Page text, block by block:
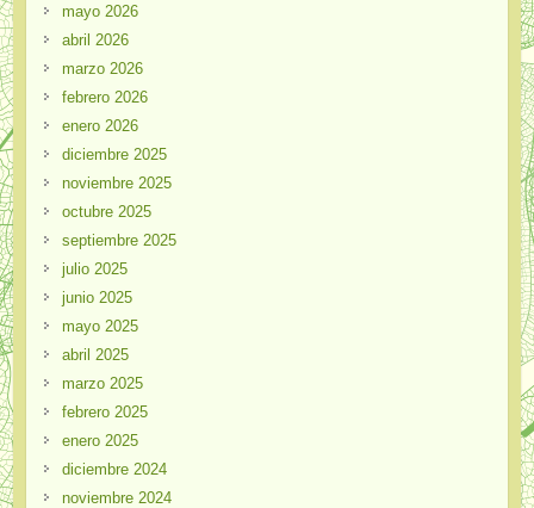
mayo 2026
abril 2026
marzo 2026
febrero 2026
enero 2026
diciembre 2025
noviembre 2025
octubre 2025
septiembre 2025
julio 2025
junio 2025
mayo 2025
abril 2025
marzo 2025
febrero 2025
enero 2025
diciembre 2024
noviembre 2024